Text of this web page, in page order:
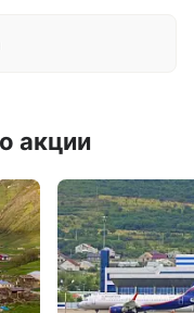
акции